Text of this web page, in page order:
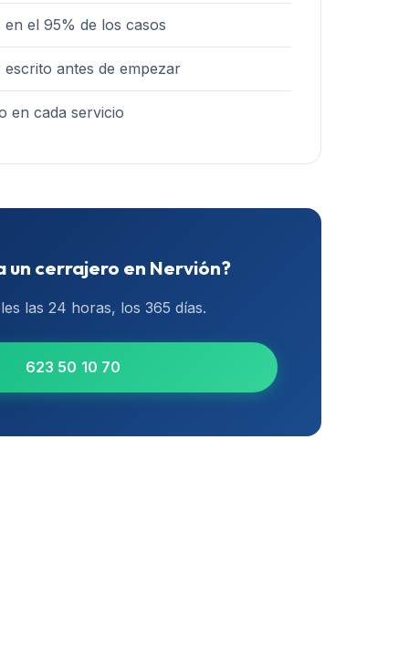
el 95% de los casos
antes de empezar
en cada servicio
un cerrajero en Nervión?
las 24 horas, los 365 días.
623 50 10 70